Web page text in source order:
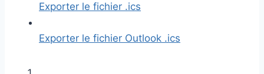
Exporter le fichier .ics
Exporter le fichier Outlook .ics